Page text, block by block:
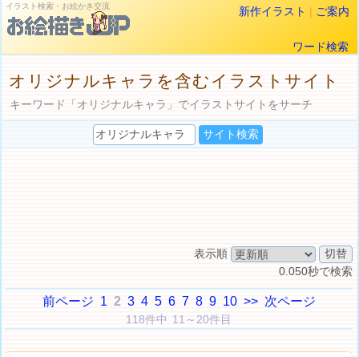
イラスト検索・お絵かき交流 新作イラスト | ご案内
ワード検索
オリジナルキャラを含むイラストサイト
キーワード「オリジナルキャラ」でイラストサイトをサーチ
表示順
0.050秒で検索
前ページ 1 2 3 4 5 6 7 8 9 10 >> 次ページ
118件中 11～20件目